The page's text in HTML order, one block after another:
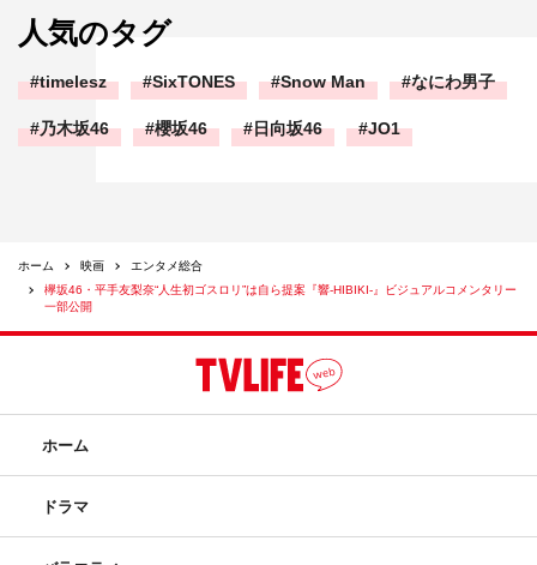
人気のタグ
timelesz SixTONES Snow Man なにわ男子
乃木坂46 櫻坂46 日向坂46 JO1
ホーム 映画
エンタメ総合
欅坂46・平手友梨奈“人生初ゴスロリ”は自ら提案『響-HIBIKI-』ビジュアルコメンタリー
一部公開
ホーム
ドラマ